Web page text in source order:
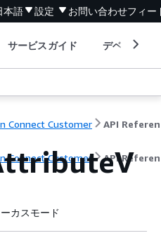
本語 設定 お問い合わせフィー
サービスガイド デベロッパ
Connect Customer API
Connect Customer API
カスモード